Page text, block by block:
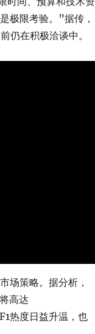
极限考验。”据传，
仍在积极洽谈中。
场策略。据分析，
高达
热度日益升温，也